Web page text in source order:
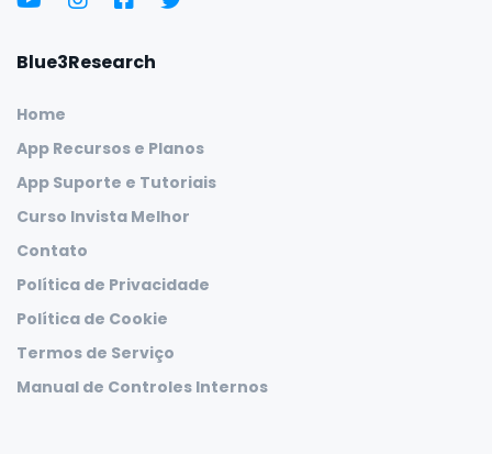
Blue3Research
Home
App Recursos e Planos
App Suporte e Tutoriais
Curso Invista Melhor
Contato
Política de Privacidade
Política de Cookie
Termos de Serviço
Manual de Controles Internos